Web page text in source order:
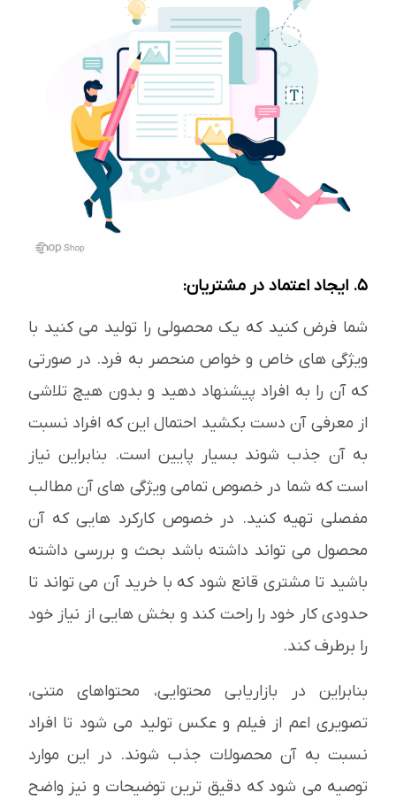
5. ایجاد اعتماد در مشتریان:
شما فرض کنید که یک محصولی را تولید می کنید با
ویژگی های خاص و خواص منحصر به فرد. در صورتی
که آن را به افراد پیشنهاد دهید و بدون هیچ تلاشی
از معرفی آن دست بکشید احتمال این که افراد نسبت
به آن جذب شوند بسیار پایین است. بنابراین نیاز
است که شما در خصوص تمامی ویژگی های آن مطالب
مفصلی تهیه کنید. در خصوص کارکرد هایی که آن
محصول می تواند داشته باشد بحث و بررسی داشته
باشید تا مشتری قانع شود که با خرید آن می تواند تا
حدودی کار خود را راحت کند و بخش هایی از نیاز خود
را برطرف کند.
بنابراین در بازاریابی محتوایی، محتواهای متنی،
تصویری اعم از فیلم و عکس تولید می شود تا افراد
نسبت به آن محصولات جذب شوند. در این موارد
توصیه می شود که دقیق ترین توضیحات و نیز واضح